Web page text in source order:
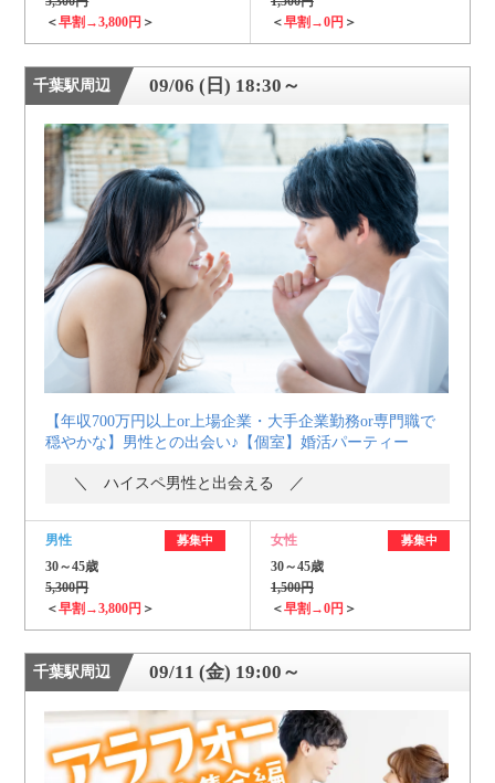
＜早割→3,800円 ＞
＜早割→0円 ＞
千葉駅周辺 09/06 (日) 18:30～
【年収700万円以上or上場企業・大手企業勤務or専門職で
穏やかな】男性との出会い♪【個室】婚活パーティー
＼ ハイスペ男性と出会える ／
男性 募集中
30～45歳
5,300円
＜早割→3,800円 ＞
女性 募集中
30～45歳
1,500円
＜早割→0円 ＞
千葉駅周辺 09/11 (金) 19:00～